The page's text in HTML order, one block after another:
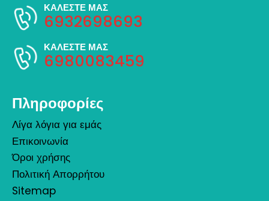
ΚΑΛΕΣΤΕ ΜΑΣ
6932698693
ΚΑΛΕΣΤΕ ΜΑΣ
6980083459
Πληροφορίες
Λίγα λόγια για εμάς
Επικοινωνία
Όροι χρήσης
Πολιτική Απορρήτου
Sitemap